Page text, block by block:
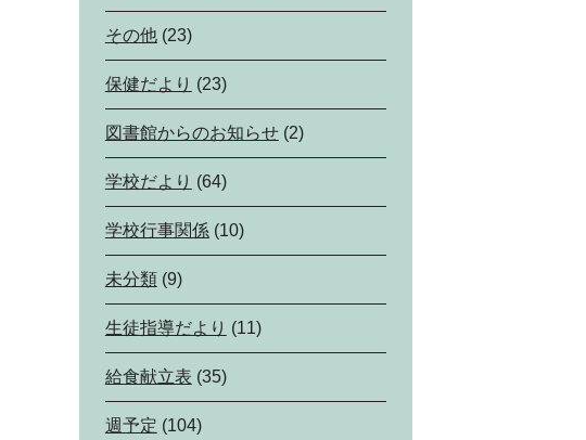
その他(23)
保健だより (23)
図書館からのお知らせ(2)
学校だより (64)
学校行事関係(10)
未分類(9)
生徒指導だより (11)
給食献立表 (35)
週予定 (104)